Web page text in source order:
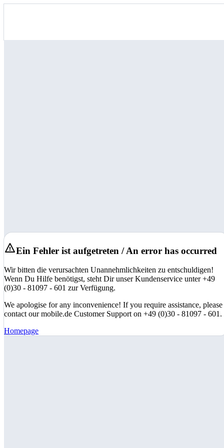
Ein Fehler ist aufgetreten / An error has occurred
Wir bitten die verursachten Unannehmlichkeiten zu entschuldigen!
Wenn Du Hilfe benötigst, steht Dir unser Kundenservice unter +49
(0)30 - 81097 - 601 zur Verfügung.
We apologise for any inconvenience! If you require assistance, please
contact our mobile.de Customer Support on +49 (0)30 - 81097 - 601.
Homepage